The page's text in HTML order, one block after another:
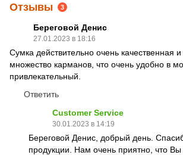
Отзывы 3
Береговой Денис
27.01.2023 в 18:16
Сумка действительно очень качественная и
множество карманов, что очень удобно в
привлекательный.
Ответить
Customer Service
30.01.2023 в 14:19
Береговой Денис, добрый день.
продукции. Нам очень приятно, что